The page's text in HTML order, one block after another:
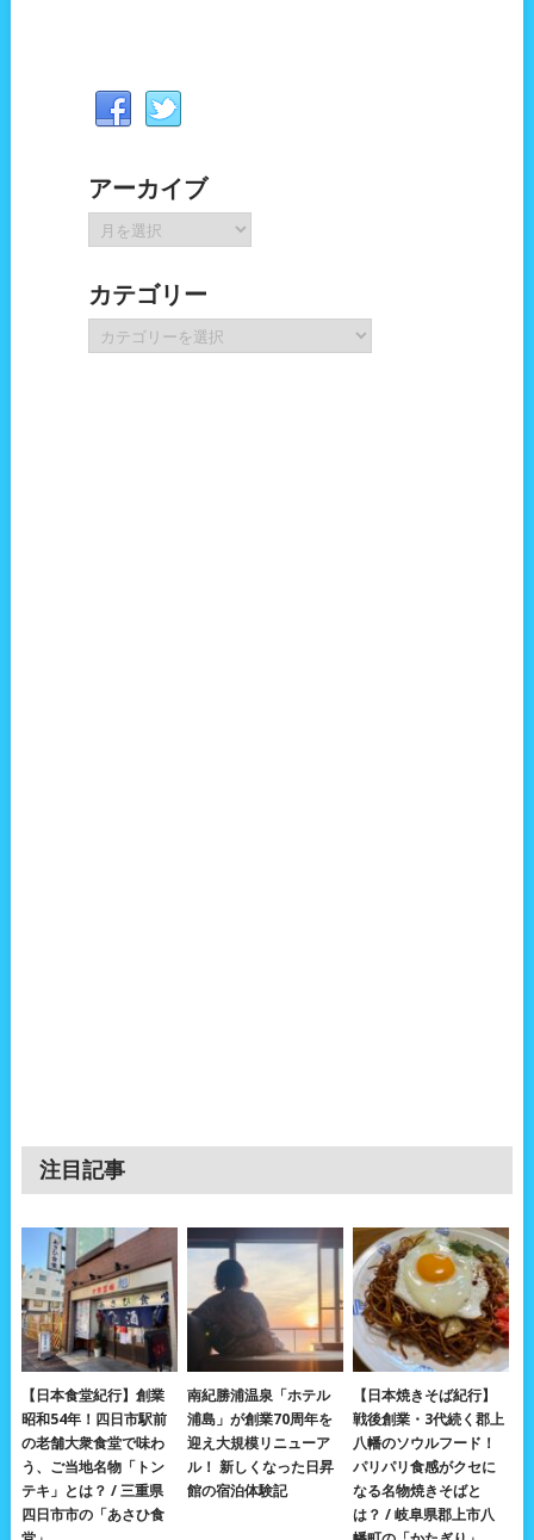
アーカイブ
ー
イ
ブ
カテゴリー
テ
注目記事
【日本食堂紀行】創業
昭和54年！四日市駅前
の老舗大衆食堂で味わ
う、ご当地名物「トン
テキ」とは？ / 三重県
四日市市の「あさひ食
南紀勝浦温泉「ホテル
浦島」が創業70周年を
迎え大規模リニューア
ル！ 新しくなった日昇
館の宿泊体験記
【日本焼きそば紀行】
戦後創業・3代続く郡上
八幡のソウルフード！
パリパリ食感がクセに
なる名物焼きそばと
は？ / 岐阜県郡上市八